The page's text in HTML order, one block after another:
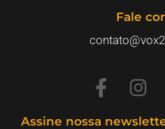
Fale
Assine nossa